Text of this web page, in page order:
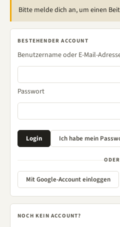
Bitte melde dich an, um einen
BESTEHENDER ACCOUNT
Benutzername oder E-Mail-
Passwort
ODER
Mit Google-Account einloggen
NOCH KEIN ACCOUNT?